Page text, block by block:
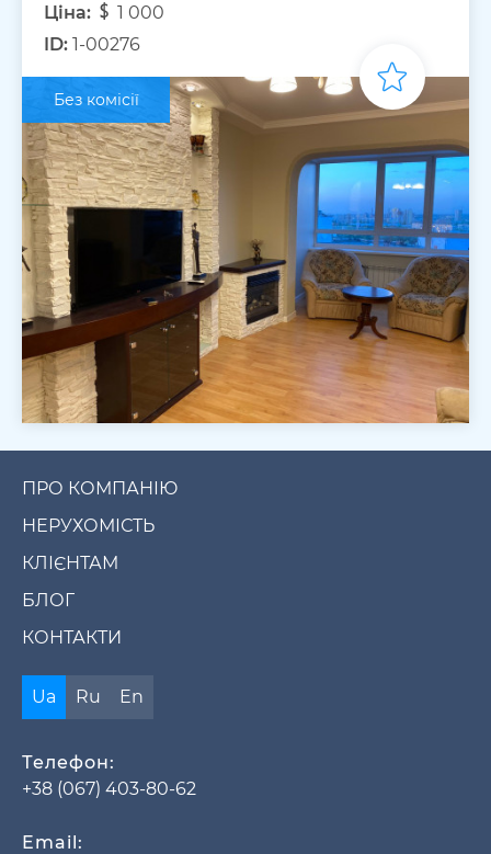
Ціна:
1 000
ID: 1-00276
Без комісії
ПРО КОМПАНІЮ
НЕРУХОМІСТЬ
КЛІЄНТАМ
БЛОГ
КОНТАКТИ
Ua Ru En
Телефон:
+38 (067) 403-80-62
Email: